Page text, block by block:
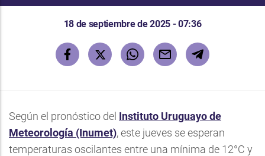
18 de septiembre de 2025 - 07:36
Según el pronóstico del Instituto Uruguayo de
Meteorología (Inumet), este jueves se esperan
temperaturas oscilantes entre una mínima de 12°C y